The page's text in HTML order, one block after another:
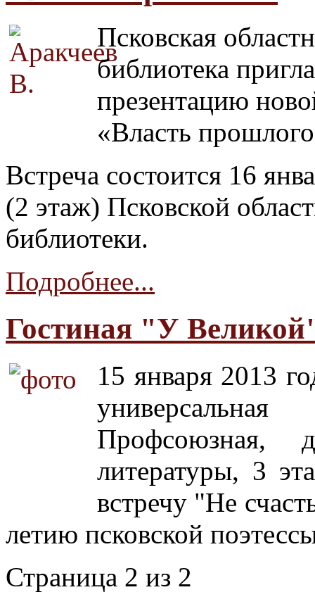
Псковская
библиотека
презентацию
«Власть
Встреча состоится 16
(2 этаж) Псковской
библиотеки.
Подробнее...
Гостиная "У
15 января 2013
Профсоюзная,
литературы, 3
встречу "Не
летию псковской
Страница 2 из 2